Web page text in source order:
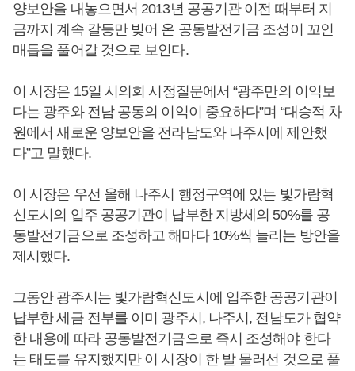
양보안을 내놓으면서 2013년 공공기관 이전 때부터 지
금까지 계속 갈등만 빚어 온 공동발전기금 조성이 꼬인
매듭을 풀어갈 것으로 보인다.
이 시장은 15일 시의회 시정질문에서 “광주만의 이익보
다는 광주와 전남 공동의 이익이 중요하다”며 “대승적 차
원에서 새로운 양보안을 전라남도와 나주시에 제안했
다”고 말했다.
이 시장은 우선 올해 나주시 행정구역에 있는 빛가람혁
신도시의 입주 공공기관이 납부한 지방세의 50%를 공
동발전기금으로 조성하고 해마다 10%씩 늘리는 방안을
제시했다.
그동안 광주시는 빛가람혁신도시에 입주한 공공기관이
납부한 세금 전부를 이미 광주시, 나주시, 전남도가 협약
한 내용에 따라 공동발전기금으로 즉시 조성해야 한다
는 태도를 유지했지만 이 시장이 한 발 물러선 것으로 풀